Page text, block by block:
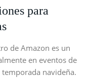
para
de Amazon es un
en eventos de
navideña.